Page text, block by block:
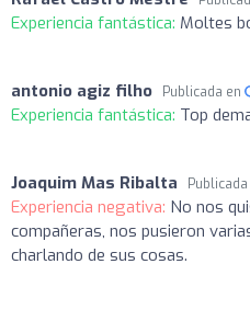
Experiencia fantástica: Moltes
antonio agiz filho Publicada en
Experiencia fantástica: Top
Joaquim Mas Ribalta
Experiencia negativa: No nos
compañeras, nos pusieron
charlando de sus cosas.